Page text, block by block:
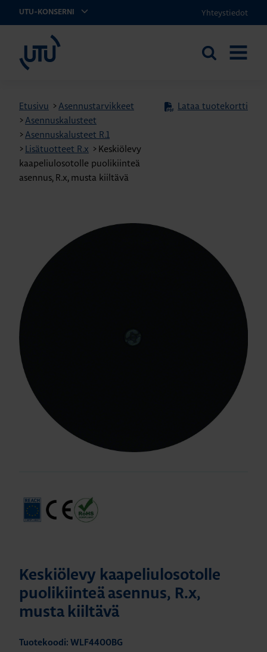
UTU-KONSERNI Yhteystiedot
Etsi
Etusivu >Asennustarvikkeet
>Asennuskalusteet
>Asennuskalusteet R.1
> Lisätuotteet R.x > Keskiölevy
kaapeliulosotolle puolikiinteä
asennus, R.x, musta kiiltävä
Lataa tuotekortti
Keskiölevy kaapeliulosotolle
puolikiinteä asennus, R.x,
musta kiiltävä
Tuotekoodi: WLF4400BG